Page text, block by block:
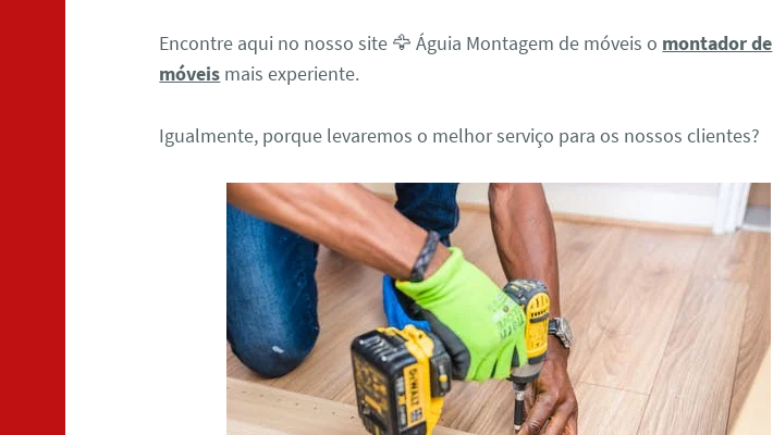
Encontre aqui no nosso site 🦅 Águia Montagem de móveis o montador de
móveis mais experiente.
Igualmente, porque levaremos o melhor serviço para os nossos clientes?